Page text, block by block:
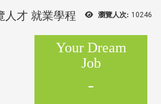
瀏覽人次: 10246
人才 就業學程
Your Dream
Job